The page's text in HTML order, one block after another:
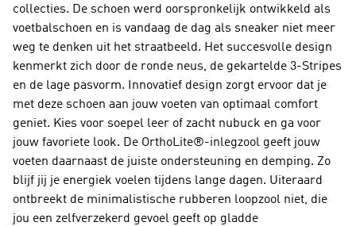
collecties. De schoen werd oorspronkelijk ontwikkeld als
voetbalschoen en is vandaag de dag als sneaker niet meer
weg te denken uit het straatbeeld. Het succesvolle design
kenmerkt zich door de ronde neus, de gekartelde 3-Stripes
en de lage pasvorm. Innovatief design zorgt ervoor dat je
met deze schoen aan jouw voeten van optimaal comfort
geniet. Kies voor soepel leer of zacht nubuck en ga voor
jouw favoriete look. De OrthoLite®-inlegzool geeft jouw
voeten daarnaast de juiste ondersteuning en demping. Zo
blijf jij je energiek voelen tijdens lange dagen. Uiteraard
ontbreekt de minimalistische rubberen loopzool niet, die
jou een zelfverzekerd gevoel geeft op gladde